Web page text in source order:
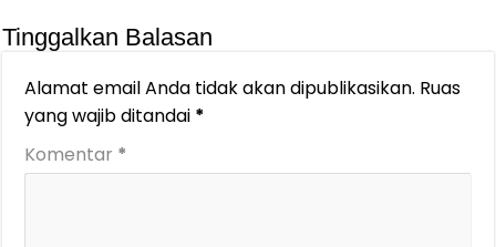
Tinggalkan Balasan
Alamat email Anda tidak akan dipublikasikan. Ruas
yang wajib ditandai *
Komentar *